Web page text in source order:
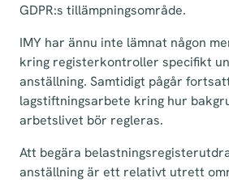
GDPR:s tillämpningsområde.
IMY har ännu inte lämnat någon
kring registerkontroller specifikt
anställning. Samtidigt pågår
lagstiftningsarbete kring hur
arbetslivet bör regleras.
Att begära
anställning är ett relativt utrett